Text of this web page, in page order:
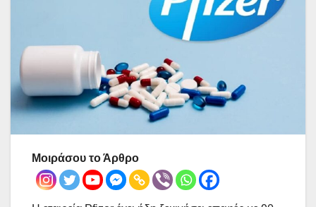
Μοιράσου το Άρθρο